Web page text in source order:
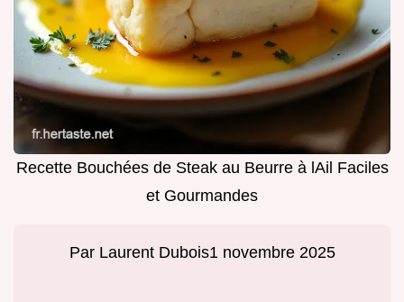
Recette Bouchées de Steak au Beurre à lAil Faciles
et Gourmandes
Par Laurent Dubois1 novembre 2025